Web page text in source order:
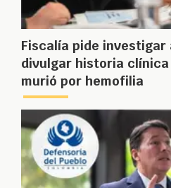
Fiscalía pide investigar
divulgar historia clínica
murió por hemofilia